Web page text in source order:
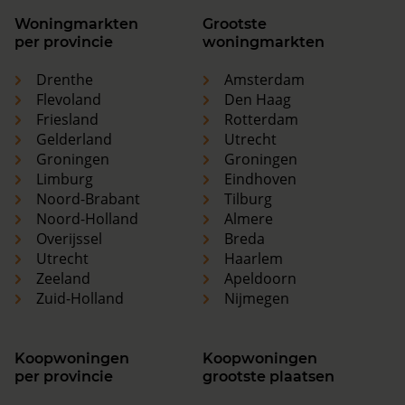
Woningmarkten
per provincie
Drenthe
Flevoland
Friesland
Gelderland
Groningen
Limburg
Noord-Brabant
Noord-Holland
Overijssel
Utrecht
Zeeland
Zuid-Holland
Grootste
woningmarkten
Amsterdam
Den Haag
Rotterdam
Utrecht
Groningen
Eindhoven
Tilburg
Almere
Breda
Haarlem
Apeldoorn
Nijmegen
Koopwoningen
per provincie
Koopwoningen
grootste plaatsen